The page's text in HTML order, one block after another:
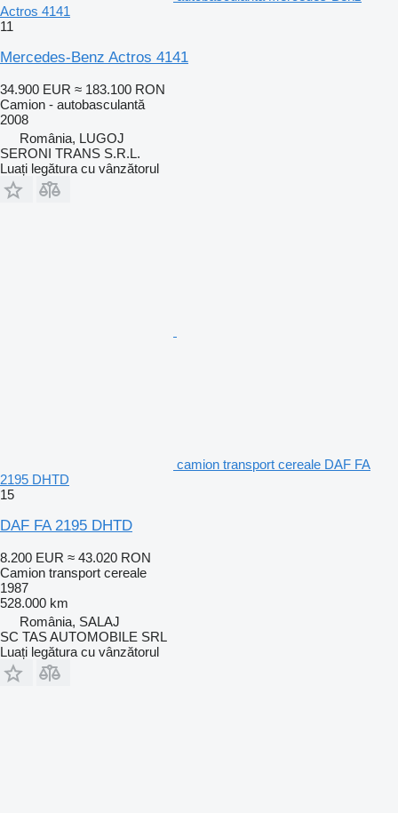
Actros 4141
11
Mercedes-Benz Actros 4141
34.900 EUR ≈ 183.100 RON
Camion - autobasculantă
2008
România, LUGOJ
SERONI TRANS S.R.L.
Luați legătura cu vânzătorul
camion transport cereale DAF FA
2195 DHTD
15
DAF FA 2195 DHTD
8.200 EUR ≈ 43.020 RON
Camion transport cereale
1987
528.000 km
România, SALAJ
SC TAS AUTOMOBILE SRL
Luați legătura cu vânzătorul